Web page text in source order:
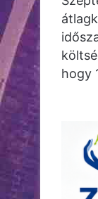
hogy